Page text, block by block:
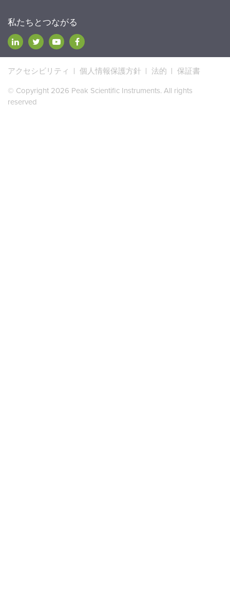
私たちとつながる
アクセシビリティ 個人情報保護方針 法的 保証書
© Copyright 2026 Peak Scientific Instruments. All rights
reserved